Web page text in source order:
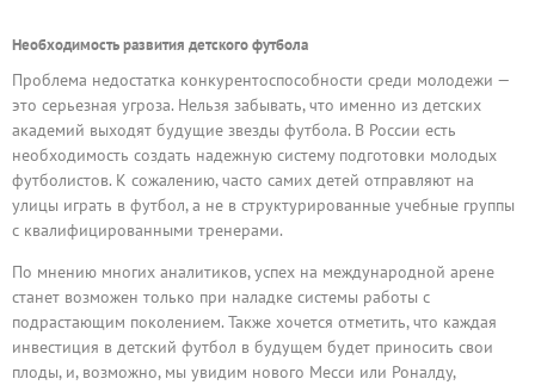
Необходимость развития детского футбола
Проблема недостатка конкурентоспособности среди молодежи —
это серьезная угроза. Нельзя забывать, что именно из детских
академий выходят будущие звезды футбола. В России есть
необходимость создать надежную систему подготовки молодых
футболистов. К сожалению, часто самих детей отправляют на
улицы играть в футбол, а не в структурированные учебные группы
с квалифицированными тренерами.
По мнению многих аналитиков, успех на международной арене
станет возможен только при наладке системы работы с
подрастающим поколением. Также хочется отметить, что каждая
инвестиция в детский футбол в будущем будет приносить свои
плоды, и, возможно, мы увидим нового Месси или Роналду,